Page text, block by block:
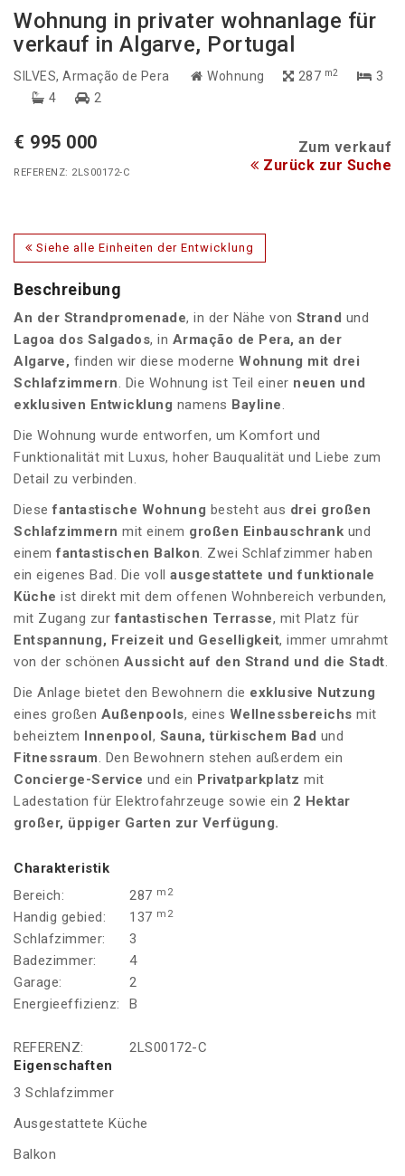
Wohnung in privater wohnanlage für
verkauf in Algarve, Portugal
SILVES, Armação de Pera Wohnung 287 m2
3
4
2
€ 995 000 Zum verkauf
REFERENZ: 2LS00172-C Zurück zur Suche
Siehe alle Einheiten der Entwicklung
Beschreibung
An der Strandpromenade, in der Nähe von Strand und
Lagoa dos Salgados, in Armação de Pera, an der
Algarve, finden wir diese moderne Wohnung mit drei
Schlafzimmern. Die Wohnung ist Teil einer neuen und
exklusiven Entwicklung namens Bayline.
Die Wohnung wurde entworfen, um Komfort und
Funktionalität mit Luxus, hoher Bauqualität und Liebe zum
Detail zu verbinden.
Diesefantastische Wohnung besteht aus drei großen
Schlafzimmern mit einem großen Einbauschrank und
einemfantastischen Balkon. Zwei Schlafzimmer haben
ein eigenes Bad. Die voll ausgestattete und funktionale
Küche ist direkt mit dem offenen Wohnbereich verbunden,
mit Zugang zurfantastischen Terrasse, mit Platz für
Entspannung, Freizeit und Geselligkeit, immer umrahmt
von der schönen Aussicht auf den Strand und die Stadt.
Die Anlage bietet den Bewohnern die exklusive Nutzung
eines großen Außenpools, eines Wellnessbereichs mit
beheiztem
Innenpool , Sauna, türkischem Bad und
Fitnessraum. Den Bewohnern stehen außerdem ein
Concierge-Service und ein Privatparkplatz mit
Ladestation für Elektrofahrzeuge sowie ein 2 Hektar
großer, üppiger Garten zur Verfügung.
Charakteristik
Bereich:
287 m2
Handig gebied: 137 m2
Schlafzimmer:
3
Badezimmer:
4
Garage:
2
Energieeffizienz:
B
REFERENZ:
2LS00172-C
Eigenschaften
3 Schlafzimmer
Ausgestattete Küche
Balkon